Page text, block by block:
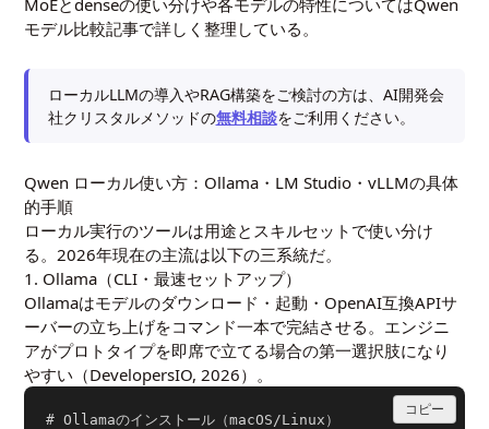
MoEとdenseの使い分けや各モデルの特性についてはQwen
モデル比較記事で詳しく整理している。
ローカルLLMの導入やRAG構築をご検討の方は、AI開発会
社クリスタルメソッドの無料相談をご利用ください。
Qwen ローカル使い方：Ollama・LM Studio・vLLMの具体
的手順
ローカル実行のツールは用途とスキルセットで使い分け
る。2026年現在の主流は以下の三系統だ。
1. Ollama（CLI・最速セットアップ）
Ollamaはモデルのダウンロード・起動・OpenAI互換APIサ
ーバーの立ち上げをコマンド一本で完結させる。エンジニ
アがプロトタイプを即席で立てる場合の第一選択肢になり
やすい（DevelopersIO,2026）。
# Ollamaのインストール（macOS/Linux）
コピー